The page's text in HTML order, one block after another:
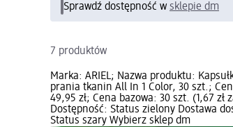
Sprawdź dostępność w sklepie dm
7 produktów
Marka: ARIEL; Nazwa produktu:
prania tkanin All In 1 Color, 30 szt.;
49,95 zł; Cena bazowa: 30 szt. (1,67 zł
Dostępność: Status zielony Dostawa
Status szary Wybierz sklep dm